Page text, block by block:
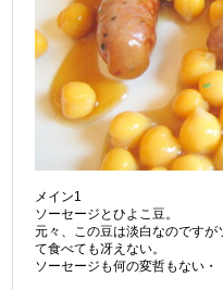
メイン1
ソーセージとひよこ豆。
元々、この豆は淡白なのです
て食べても冴えない。
ソーセージも何の変哲もない・